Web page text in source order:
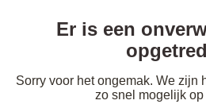
Er is een
Sorry voor het ongemak. We zijn
zo snel mogelijk op